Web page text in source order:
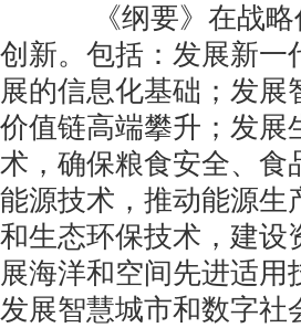
《纲要》在战略
创新。包括：发展新一
展的信息化基础；发
价值链高端攀升；发展
术，确保粮食安全、食
能源技术，推动能源生
和生态环保技术，建设
展海洋和空间先进适
发展智慧城市和数字社